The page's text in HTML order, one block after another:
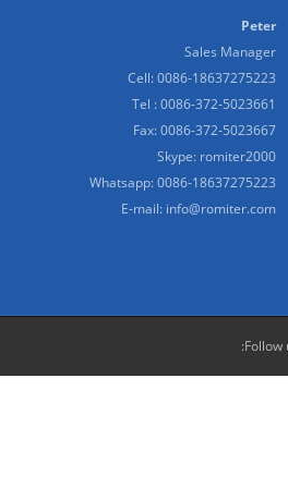
Peter
Sales Manager
Cell: 0086-18637275223
Tel : 0086-372-5023661
Fax: 0086-372-5023667
Skype: romiter2000
Whatsapp:0086-18637275223
E-mail: info@romiter.com
Follow